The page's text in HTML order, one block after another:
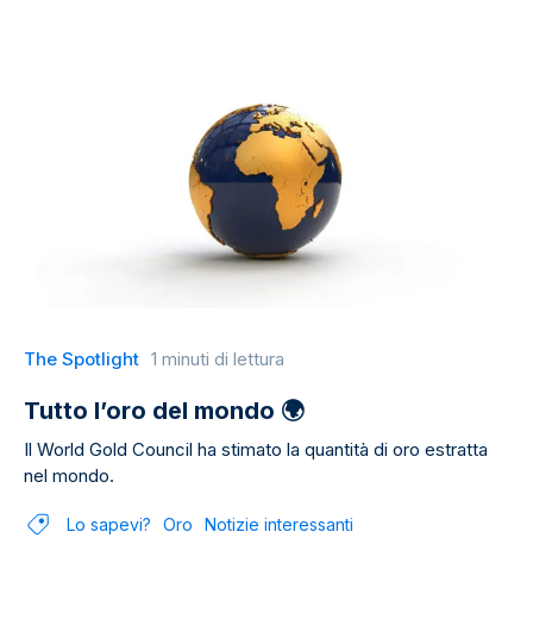
The Spotlight 1 minuti di lettura
Tutto l’oro del mondo 🌍
Il World Gold Council ha stimato la quantità di oro estratta
nel mondo.
Lo sapevi? Oro Notizie interessanti